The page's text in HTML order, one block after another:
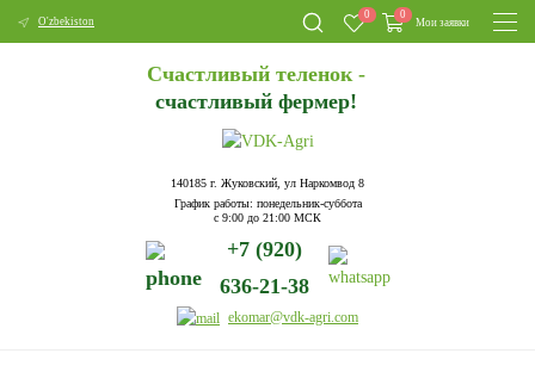
O'zbekiston
Счастливый теленок -
счастливый фермер!
140185 г. Жуковский, ул Наркомвод 8
График работы: понедельник-суббота
с 9:00 до 21:00 МСК
+7 (920)
636-21-38
ekomar@vdk-agri.com
0 0
Мои заявки